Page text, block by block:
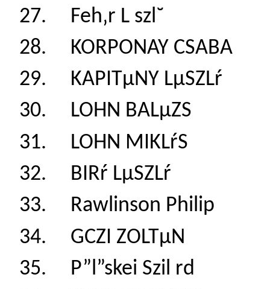
27. Feh‚r L szl˘
28. KORPONAY
29. KAPITµNY
30. LOHN
31. LOHN
32. BIRŕ LµSZLŕ
33. Rawlinson
34. GCZI
35. P”l”skei Szil